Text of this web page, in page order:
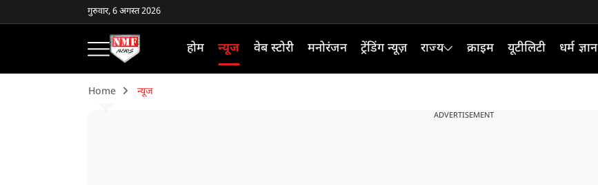
गुरुवार, 6 अगस्त 2026
होम न्यूज वेब स्टोरी मनोरंजन ट्रेंडिंग न्यूज़ राज्य क्राइम यूटीलिटी धर्म ज्ञान
Home न्यूज
ADVERTISEMENT